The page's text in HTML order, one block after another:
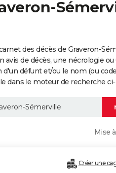
des décès de Graveron-
de décès, une nécrologie ou
défunt et/ou le nom (ou
dans le moteur de recherche ci-
Mise
Créer une